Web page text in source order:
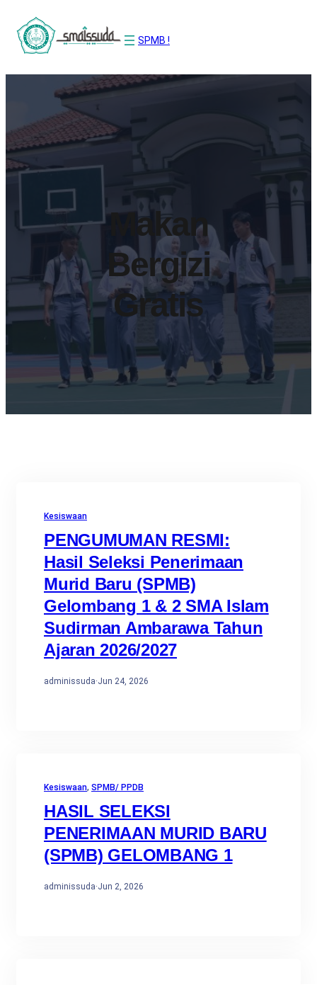
SPMB !
Makan
Bergizi
Gratis
Kesiswaan
PENGUMUMAN RESMI:
Hasil Seleksi Penerimaan
Murid Baru (SPMB)
Gelombang 1 & 2 SMA Islam
Sudirman Ambarawa Tahun
Ajaran 2026/2027
adminissuda·Jun 24, 2026
Kesiswaan, SPMB/ PPDB
HASIL SELEKSI
PENERIMAAN MURID BARU
(SPMB) GELOMBANG 1
adminissuda·Jun 2, 2026